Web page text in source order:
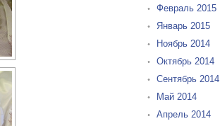
Февраль 2015
Январь 2015
Ноябрь 2014
Октябрь 2014
Сентябрь 2014
Май 2014
Апрель 2014